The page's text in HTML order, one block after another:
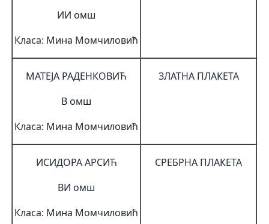
ИИ омш
Класа: Мина Момчиловић
МАТЕЈА РАДЕНКОВИЋ
В омш
Класа: Мина Момчиловић
ЗЛАТНА ПЛАКЕТА
ИСИДОРА АРСИЋ
ВИ омш
Класа: Мина Момчиловић
СРЕБРНА ПЛАКЕТА